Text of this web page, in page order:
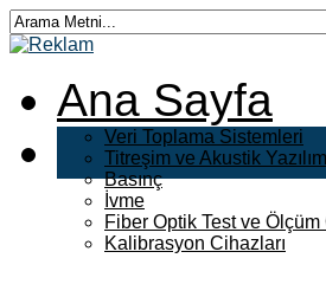
Ana Sayfa
Veri Toplama Sistemleri
Titreşim ve Akustik
Basınç
İvme
Fiber Optik Test ve Ölçüm
Kalibrasyon Cihazları